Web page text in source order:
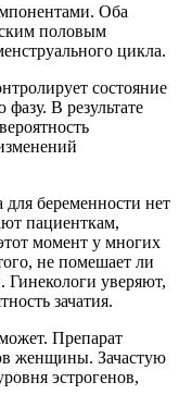
Оба
половым
цикла.
состояние
В результате
беременности нет
пациенткам,
момент у многих
не помешает ли
уверяют,
зачатия.
Препарат
женщины. Зачастую
эстрогенов,